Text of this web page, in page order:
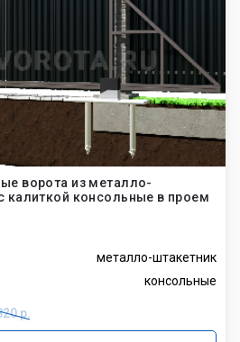
ворота из металло-
калиткой консольные в проем
металло-штакетник
консольные
р.